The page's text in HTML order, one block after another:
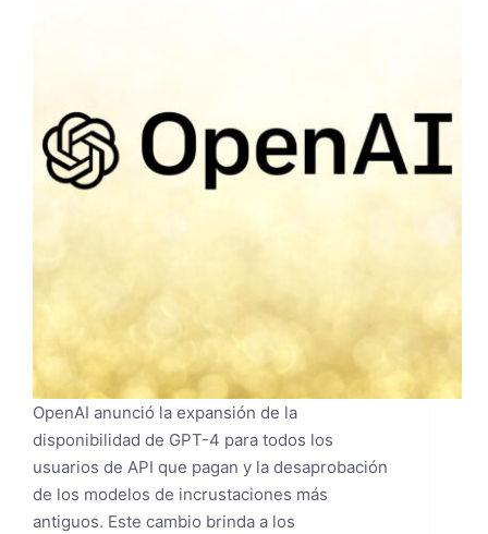
OpenAI anunció la expansión de la
disponibilidad de GPT-4 para todos los
usuarios de API que pagan y la desaprobación
de los modelos de incrustaciones más
antiguos. Este cambio brinda a los